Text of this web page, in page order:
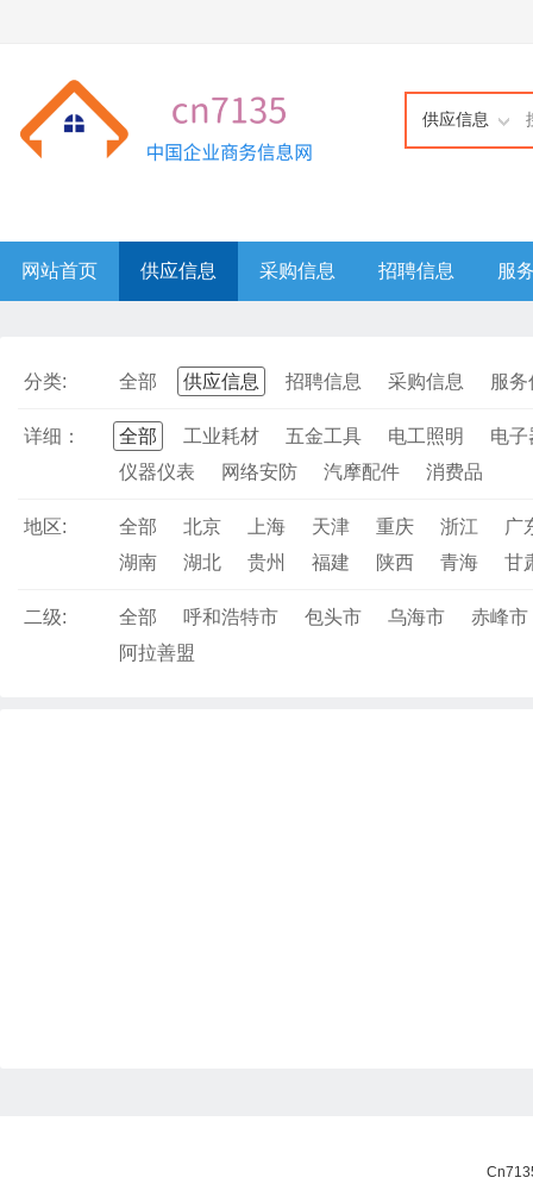
供应信息
网站首页 供应信息 采购信息 招聘信息 服
分类: 全部 供应信息 招聘信息 采购信息 服
详细： 全部 工业耗材 五金工具 电工照明
电子
仪器仪表
网络安防 汽摩配件 消费品
地区: 全部 北京 上海 天津 重庆 浙江
广
湖南
湖北 贵州 福建 陕西 青海 甘
二级: 全部 呼和浩特市 包头市 乌海市
赤峰市
阿拉善盟